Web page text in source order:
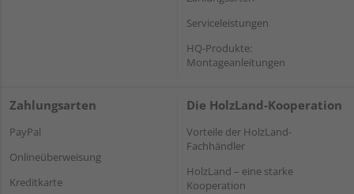
Serviceleistungen
HQ-Produkte:
Montageanleitungen
Zahlungsarten
PayPal
Onlineüberweisung
Kreditkarte
Die HolzLand-Kooperation
Vorteile der HolzLand-
Fachhändler
HolzLand – eine starke
Kooperation